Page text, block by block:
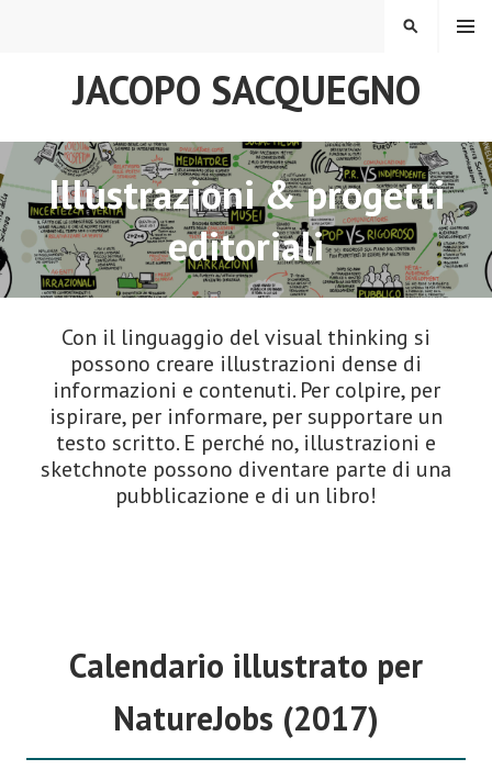
JACOPO SACQUEGNO
MENU
Illustrazioni & progetti
editoriali
Con il linguaggio del visual thinking si
possono creare illustrazioni dense di
informazioni e contenuti. Per colpire, per
ispirare, per informare, per supportare un
testo scritto. E perché no, illustrazioni e
sketchnote possono diventare parte di una
pubblicazione e di un libro!
Calendario illustrato per
NatureJobs (2017)